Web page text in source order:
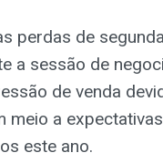
perdas de
a sessão de
de venda
meio a
este ano.